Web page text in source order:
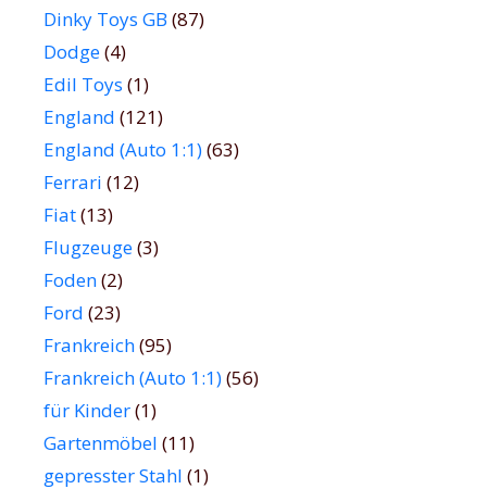
Dinky Toys GB (87)
Dodge(4)
Edil Toys (1)
England (121)
England (Auto 1:1)(63)
Ferrari (12)
Fiat(13)
Flugzeuge(3)
Foden(2)
Ford (23)
Frankreich(95)
Frankreich (Auto 1:1)(56)
für Kinder(1)
Gartenmöbel (11)
gepresster Stahl (1)